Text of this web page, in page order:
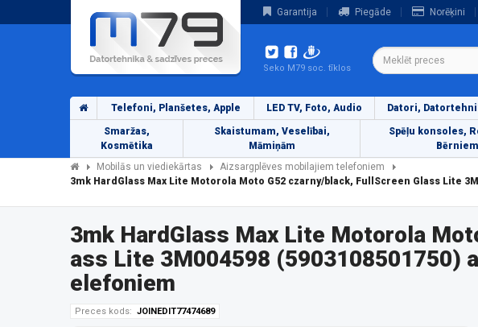
Garantija Piegāde Norēķini
Seko M79 soc. tīklos
Telefoni, Planšetes, Apple LED TV, Foto, Audio Datori,
Smaržas,
Kosmētika
Skaistumam, Veselībai,
Māmiņām
Spēļu konsoles,
Bērniem
Mobilās un viediekārtas
Aizsargplēves mobilajiem telefoniem
3mk HardGlass Max Lite Motorola Moto G52 czarny/black, FullScreen Glass Lite
3mk HardGlass Max Lite Motorola
ass Lite 3M004598 (5903108501750)
elefoniem
Preces kods: JOINEDIT77474689